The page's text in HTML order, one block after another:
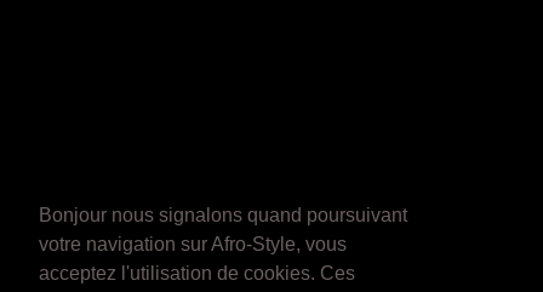
Bonjour nous signalons quand poursuivant
votre navigation sur Afro-Style, vous
acceptez l'utilisation de cookies. Ces